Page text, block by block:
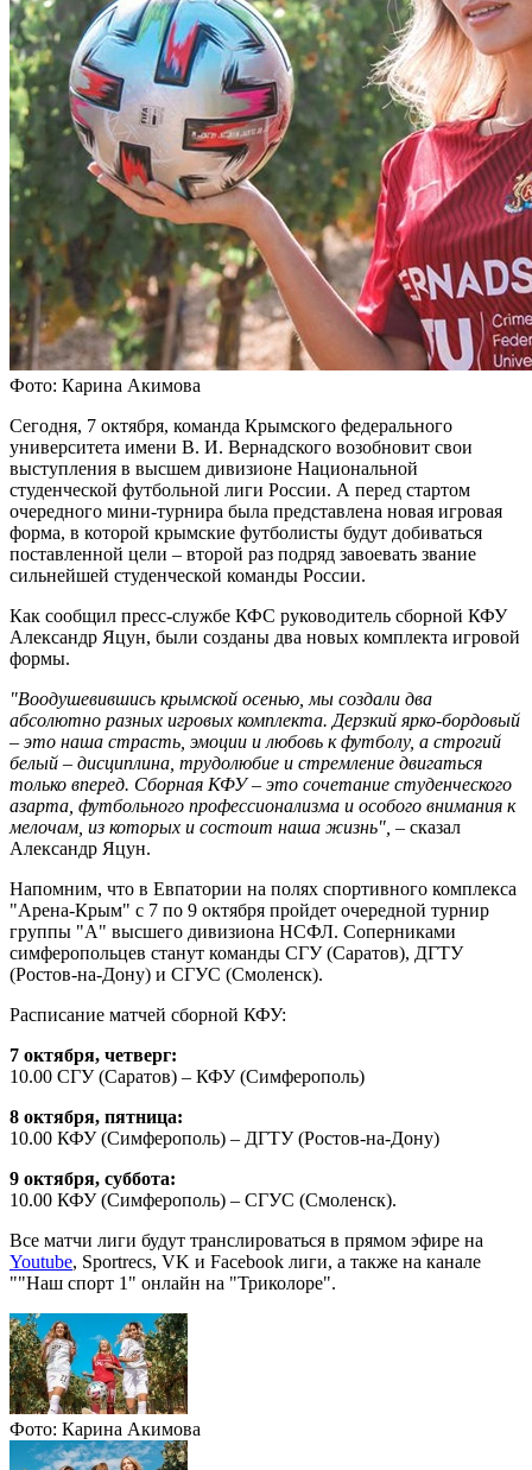
Фото: Карина Акимова
Сегодня, 7 октября, команда Крымского федерального
университета имени В. И. Вернадского возобновит свои
выступления в высшем дивизионе Национальной
студенческой футбольной лиги России. А перед стартом
очередного мини-турнира была представлена новая игровая
форма, в которой крымские футболисты будут добиваться
поставленной цели – второй раз подряд завоевать звание
сильнейшей студенческой команды России.
Как сообщил пресс-службе КФС руководитель сборной КФУ
Александр Яцун, были созданы два новых комплекта игровой
формы.
"Воодушевившись крымской осенью, мы создали два
абсолютно разных игровых комплекта. Дерзкий ярко-бордовый
– это наша страсть, эмоции и любовь к футболу, а строгий
белый – дисциплина, трудолюбие и стремление двигаться
только вперед. Сборная КФУ – это сочетание студенческого
азарта, футбольного профессионализма и особого внимания к
мелочам, из которых и состоит наша жизнь", – сказал
Александр Яцун.
Напомним, что в Евпатории на полях спортивного комплекса
"Арена-Крым" с 7 по 9 октября пройдет очередной турнир
группы "А" высшего дивизиона НСФЛ. Соперниками
симферопольцев станут команды СГУ (Саратов), ДГТУ
(Ростов-на-Дону) и СГУС (Смоленск).
Расписание матчей сборной КФУ:
7 октября, четверг:
10.00 СГУ (Саратов) – КФУ (Симферополь)
8 октября, пятница:
10.00 КФУ (Симферополь) – ДГТУ (Ростов-на-Дону)
9 октября, суббота:
10.00 КФУ (Симферополь) – СГУС (Смоленск).
Все матчи лиги будут транслироваться в прямом эфире на
Youtube, Sportrecs, VK и Facebook лиги, а также на канале
""Наш спорт 1" онлайн на "Триколоре".
Фото: Карина Акимова